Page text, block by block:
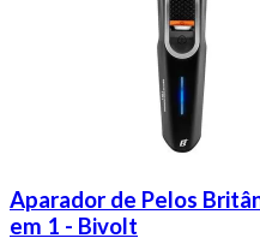
Aparador de Pelos
em 1 - Bivolt